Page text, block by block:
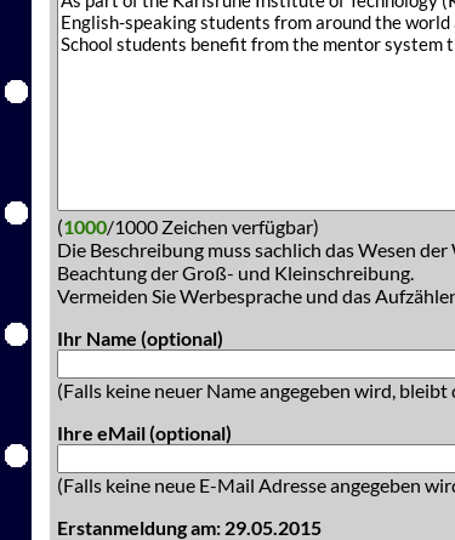
(1000/1000 Zeichen verfügbar)
Die Beschreibung muss sachlich das Wesen
Beachtung der Groß- und Kleinschreibung.
Vermeiden Sie Werbesprache und das
Ihr Name (optional)
(Falls keine neuer Name angegeben wird,
Ihre eMail (optional)
(Falls keine neue E-Mail Adresse angegeben
Erstanmeldung am: 29.05.2015